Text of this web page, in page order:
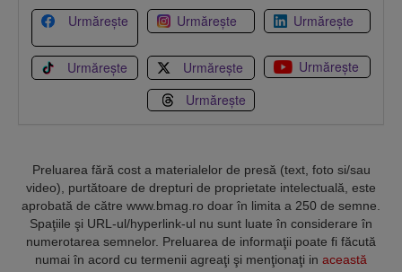
Urmărește Urmărește Urmărește
Urmărește Urmărește
Urmărește
Urmărește
Preluarea fără cost a materialelor de presă (text, foto si/sau
video), purtătoare de drepturi de proprietate intelectuală, este
aprobată de către www.bmag.ro doar în limita a 250 de semne.
Spaţiile şi URL-ul/hyperlink-ul nu sunt luate în considerare în
numerotarea semnelor. Preluarea de informaţii poate fi făcută
numai în acord cu termenii agreaţi şi menţionaţi in această